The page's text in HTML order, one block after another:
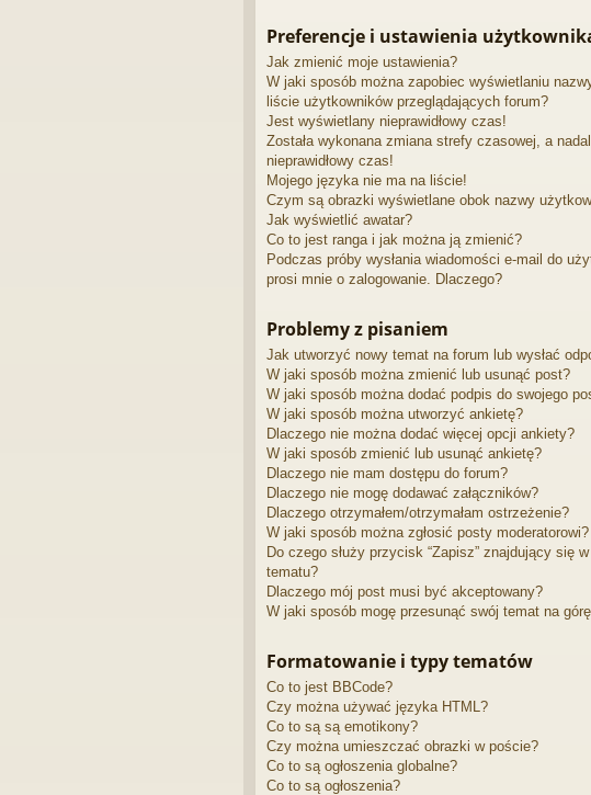
Preferencje i ustawienia
Jak zmienić moje ustawienia?
W jaki sposób można zapobiec wyświetlaniu
liście użytkowników przeglądających forum?
Jest wyświetlany nieprawidłowy czas!
Została wykonana zmiana strefy czasowej, a
nieprawidłowy czas!
Mojego języka nie ma na liście!
Czym są obrazki wyświetlane obok nazwy
Jak wyświetlić awatar?
Co to jest ranga i jak można ją zmienić?
Podczas próby wysłania wiadomości e-mail do
prosi mnie o zalogowanie. Dlaczego?
Problemy z pisaniem
Jak utworzyć nowy temat na forum lub wysłać
W jaki sposób można zmienić lub usunąć post?
W jaki sposób można dodać podpis do swojego
W jaki sposób można utworzyć ankietę?
Dlaczego nie można dodać więcej opcji ankiety?
W jaki sposób zmienić lub usunąć ankietę?
Dlaczego nie mam dostępu do forum?
Dlaczego nie mogę dodawać załączników?
Dlaczego otrzymałem/otrzymałam ostrzeżenie?
W jaki sposób można zgłosić posty moderatorowi?
Do czego służy przycisk “Zapisz” znajdujący się
tematu?
Dlaczego mój post musi być akceptowany?
W jaki sposób mogę przesunąć swój temat na
Formatowanie i typy tematów
Co to jest BBCode?
Czy można używać języka HTML?
Co to są są emotikony?
Czy można umieszczać obrazki w poście?
Co to są ogłoszenia globalne?
Co to są ogłoszenia?